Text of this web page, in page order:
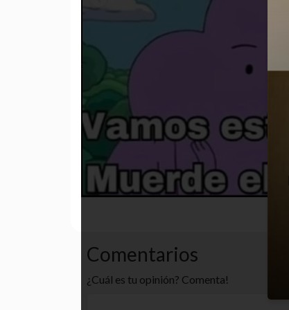
Comentarios
¿Cuál es tu opinión? Comenta!